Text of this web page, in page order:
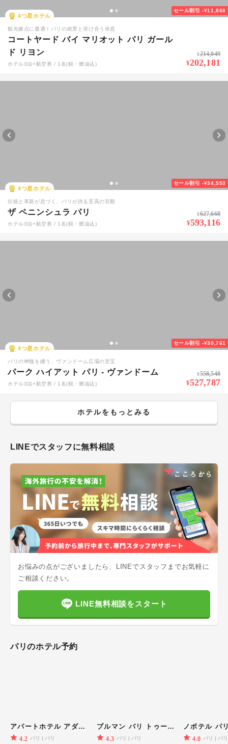
セール割引 -¥11,868
4つ星ホテル
観光拠点に最適！パリの絶景と溶け合う休息
コートヤード バイ マリオット パリ ガール
ド リヨン
ホテル3泊+航空券 / 1名(税・燃油込)
¥214,049
¥202,181
セール割引 -¥34,553
4つ星ホテル
伝統と革新が息づく、パリが誇る至高の宮殿
ザ ペニンシュラ パリ
ホテル3泊+航空券 / 1名(税・燃油込)
¥627,668
¥593,116
セール割引 -¥30,761
4つ星ホテル
パリの神髄を纏う、ヴァンドーム広場の至宝
パーク ハイアット パリ - ヴァンドーム
ホテル3泊+航空券 / 1名(税・燃油込)
¥558,548
¥527,787
ホテルをもっとみる
LINEでスタッフに無料相談
お悩みの点がございましたら、LINEでスタッフまでお気軽に
ご相談ください。
LINE無料相談をスタート
パリのホテル予約
アパートホテル アダージョ パリ サントル トゥール エッフェル
4.2 パリ パリ
プルマン パリ トゥール エッフェル
4.3 パリ パリ 4.0 パリ パリ